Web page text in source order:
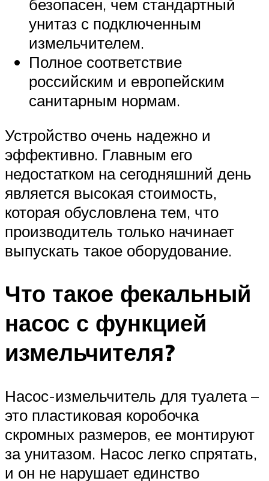
безопасен, чем стандартный
унитаз с подключенным
измельчителем.
Полное соответствие
российским и европейским
санитарным нормам.
Устройство очень надежно и
эффективно. Главным его
недостатком на сегодняшний день
является высокая стоимость,
которая обусловлена тем, что
производитель только начинает
выпускать такое оборудование.
Что такое фекальный
насос с функцией
измельчителя?
Насос-измельчитель для туалета –
это пластиковая коробочка
скромных размеров, ее монтируют
за унитазом. Насос легко спрятать,
и он не нарушает единство